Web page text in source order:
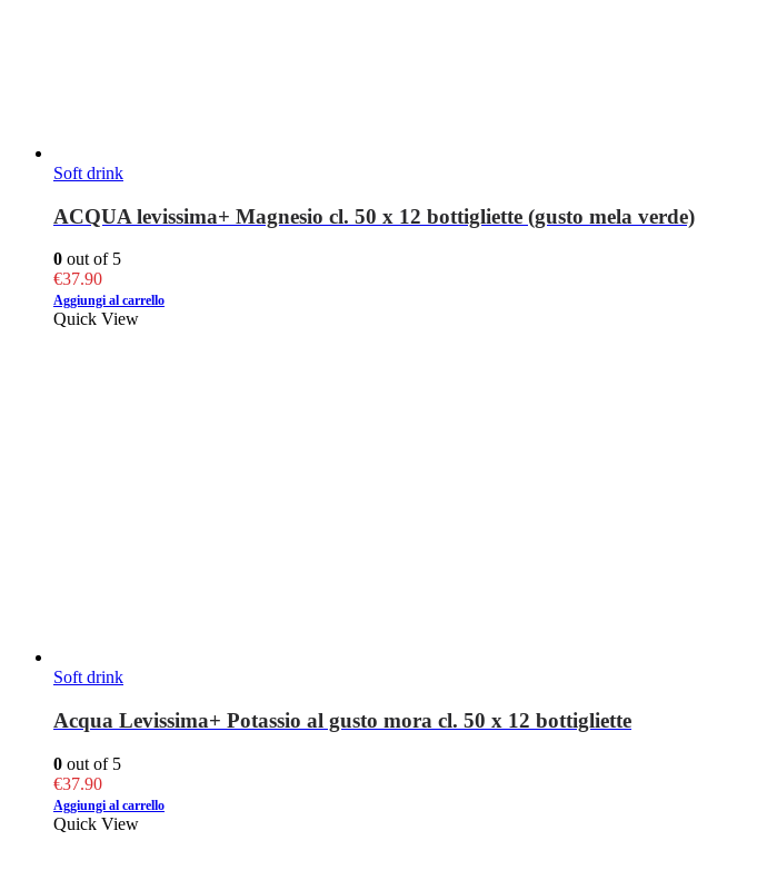
Soft drink
ACQUA levissima+ Magnesio cl. 50 x 12 bottigliette (gusto mela verde)
0 out of 5
€37.90
Aggiungi al carrello
Quick View
Soft drink
Acqua Levissima+ Potassio al gusto mora cl. 50 x 12 bottigliette
0 out of 5
€37.90
Aggiungi al carrello
Quick View